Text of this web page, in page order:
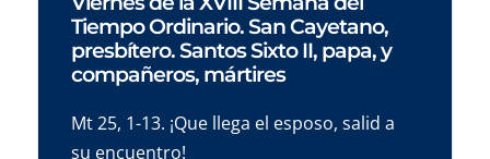
Tiempo Ordinario. San Cayetano,
presbítero. Santos Sixto II, papa, y
compañeros, mártires
Mt 25, 1-13. ¡Que llega el esposo, salid a
su encuentro!